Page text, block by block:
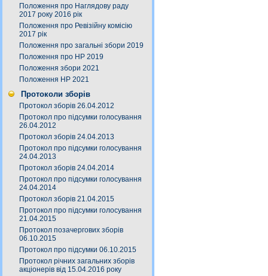
Положення про Наглядову раду
2017 року 2016 рік
Положення про Ревізійну комісію
2017 рік
Положення про загальні збори 2019
Положення про НР 2019
Положення збори 2021
Положення НР 2021
Протоколи зборів
Протокол зборів 26.04.2012
Протокол про підсумки голосування
26.04.2012
Протокол зборів 24.04.2013
Протокол про підсумки голосування
24.04.2013
Протокол зборів 24.04.2014
Протокол про підсумки голосування
24.04.2014
Протокол зборів 21.04.2015
Протокол про підсумки голосування
21.04.2015
Протокол позачергових зборів
06.10.2015
Протокол про підсумки 06.10.2015
Протокол річних загальних зборів
акціонерів від 15.04.2016 року